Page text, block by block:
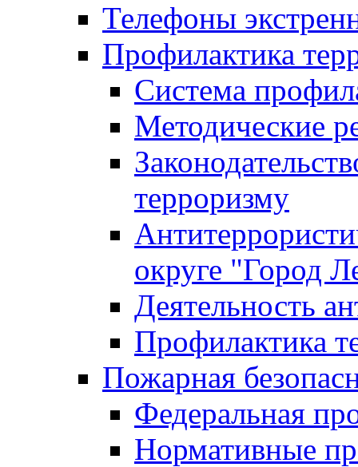
Телефоны
Профилактика
Система
Методические
терроризму
округе "Город
Деятельность
Профилактика
Пожарная
Федеральная
Нормативные